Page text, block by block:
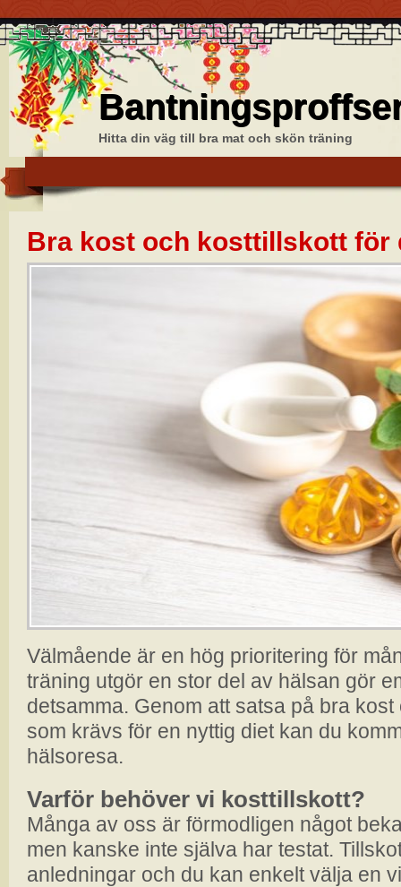
Hitta din väg till bra mat och skön träning
Bra kost och kosttillskott för
Välmående är en hög prioritering för
träning utgör en stor del av hälsan gör
detsamma. Genom att satsa på bra
som krävs för en nyttig diet kan du
hälsoresa.
Varför behöver vi kosttillskott?
Många av oss är förmodligen något
men kanske inte själva har testat.
anledningar och du kan enkelt välja en